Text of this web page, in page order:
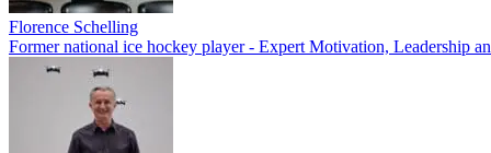
Florence Schelling
Former national ice hockey player - Expert Motivation, Leadership